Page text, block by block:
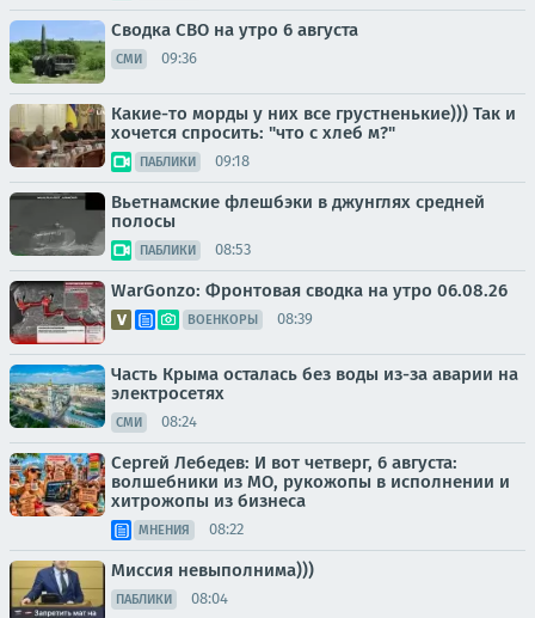
Сводка СВО на утро 6 августа
СМИ 09:36
Какие-то морды у них все грустненькие))) Так и
хочется спросить: "что с хлеб м?"
ПАБЛИКИ 09:18
Вьетнамские флешбэки в джунглях средней
полосы
ПАБЛИКИ 08:53
WarGonzo: Фронтовая сводка на утро 06.08.26
ВОЕНКОРЫ 08:39
Часть Крыма осталась без воды из-за аварии на
электросетях
СМИ 08:24
Сергей Лебедев: И вот четверг, 6 августа:
волшебники из МО, рукожопы в исполнении и
хитрожопы из бизнеса
МНЕНИЯ 08:22
Миссия невыполнима)))
ПАБЛИКИ 08:04